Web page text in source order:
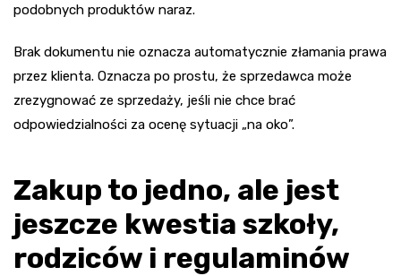
podobnych produktów naraz.
Brak dokumentu nie oznacza automatycznie złamania prawa
przez klienta. Oznacza po prostu, że sprzedawca może
zrezygnować ze sprzedaży, jeśli nie chce brać
odpowiedzialności za ocenę sytuacji „na oko”.
Zakup to jedno, ale jest
jeszcze kwestia szkoły,
rodziców i regulaminów